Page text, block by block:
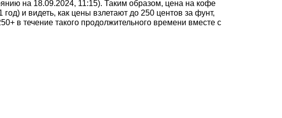
на 18.09.2024, 11:15). Таким образом, цена на кофе
и видеть, как цены взлетают до 250 центов за фунт,
в течение такого продолжительного времени вместе с